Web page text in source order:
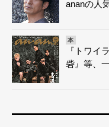
ananの人
本
『トワイ
砦』等、